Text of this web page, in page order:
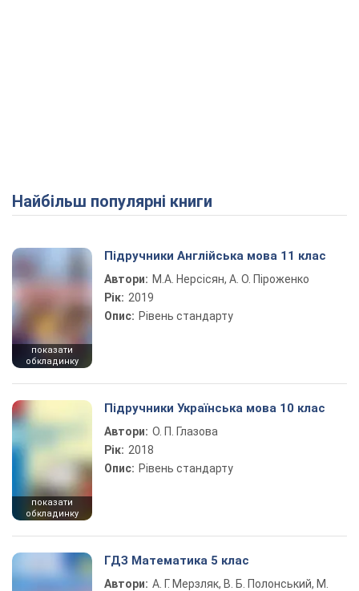
Найбільш популярні книги
показати
обкладинку
Підручники Англійська мова 11 клас
Автори: М.А. Нерсісян, А. О. Піроженко
Рік: 2019
Опис: Рівень стандарту
показати
обкладинку
Підручники Українська мова 10 клас
Автори: О. П. Глазова
Рік: 2018
Опис: Рівень стандарту
ГДЗ Математика 5 клас
Автори: А. Г. Мерзляк, В. Б. Полонський, М.